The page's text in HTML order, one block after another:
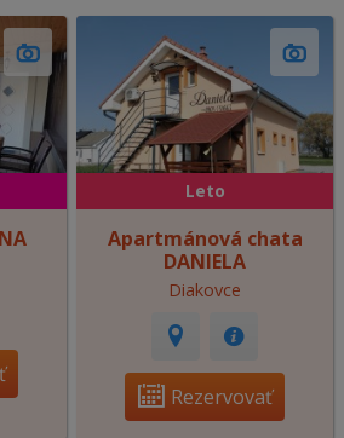
Leto
Apartmánová chata
DANIELA
Diakovce
Rezervovať